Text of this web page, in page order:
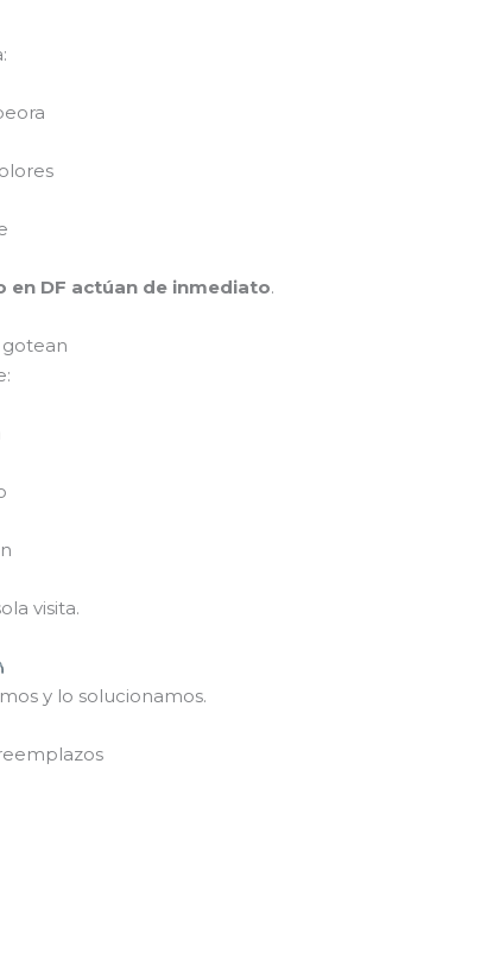
DF actúan de inmediato.
gotean
visita.
y lo solucionamos.